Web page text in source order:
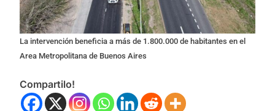
La intervención beneficia a más de 1.800.000 de habitantes en el
Area Metropolitana de Buenos Aires
Compartilo!